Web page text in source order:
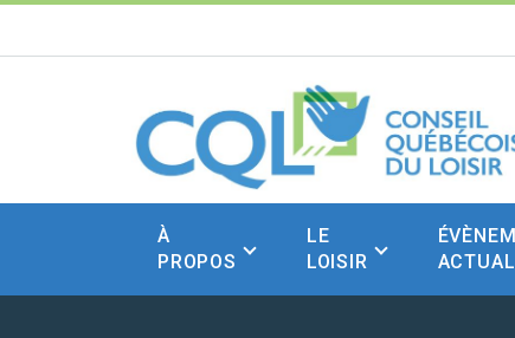
À
PROPOS
LE
LOISIR